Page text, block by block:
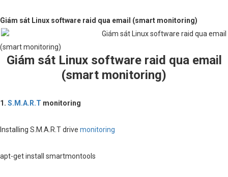
Giám sát Linux software raid qua email (smart monitoring)
Giám sát Linux software raid qua email
(smart monitoring)
Giám sát Linux software raid qua email
(smart monitoring)
1. S.M.A.R.T monitoring
Installing S.M.A.R.T drive monitoring
apt-get install smartmontools